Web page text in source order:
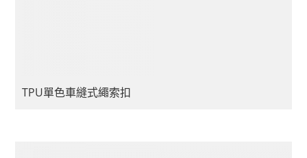
TPU單色車縫式繩索扣